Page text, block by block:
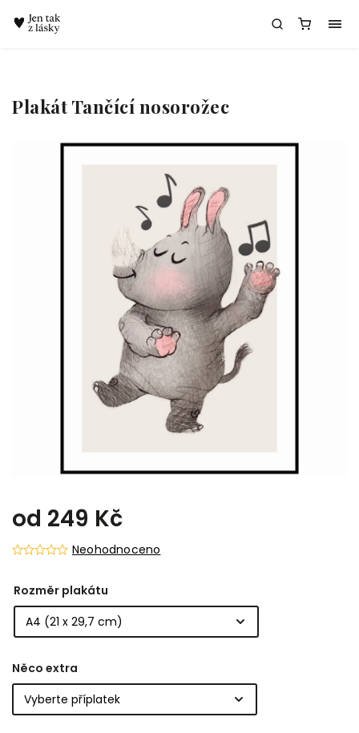
Plakát Tančící nosorožec
od 249 Kč
Neohodnoceno
Rozměr plakátu
Něco extra